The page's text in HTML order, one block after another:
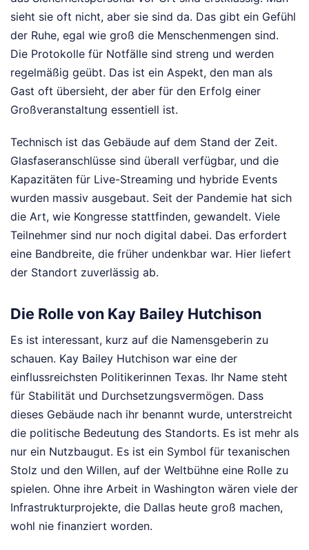
sieht sie oft nicht, aber sie sind da. Das gibt ein Gefühl
der Ruhe, egal wie groß die Menschenmengen sind.
Die Protokolle für Notfälle sind streng und werden
regelmäßig geübt. Das ist ein Aspekt, den man als
Gast oft übersieht, der aber für den Erfolg einer
Großveranstaltung essentiell ist.
Technisch ist das Gebäude auf dem Stand der Zeit.
Glasfaseranschlüsse sind überall verfügbar, und die
Kapazitäten für Live-Streaming und hybride Events
wurden massiv ausgebaut. Seit der Pandemie hat sich
die Art, wie Kongresse stattfinden, gewandelt. Viele
Teilnehmer sind nur noch digital dabei. Das erfordert
eine Bandbreite, die früher undenkbar war. Hier liefert
der Standort zuverlässig ab.
Die Rolle von Kay Bailey Hutchison
Es ist interessant, kurz auf die Namensgeberin zu
schauen. Kay Bailey Hutchison war eine der
einflussreichsten Politikerinnen Texas. Ihr Name steht
für Stabilität und Durchsetzungsvermögen. Dass
dieses Gebäude nach ihr benannt wurde, unterstreicht
die politische Bedeutung des Standorts. Es ist mehr als
nur ein Nutzbaugut. Es ist ein Symbol für texanischen
Stolz und den Willen, auf der Weltbühne eine Rolle zu
spielen. Ohne ihre Arbeit in Washington wären viele der
Infrastrukturprojekte, die Dallas heute groß machen,
wohl nie finanziert worden.